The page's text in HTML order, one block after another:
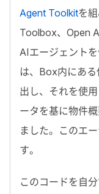
Agent Toolkitを
Toolbox、 Open
AIエージェント
は、 Box内にあ
出し、それを使
ータを基に物件
ました。このエ
す。
このコードを自